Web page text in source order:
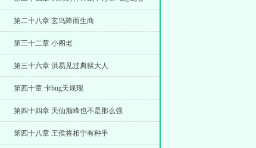
第二十八章 玄鸟降而生商
第三十二章 小阁老
第三十六章 洪易见过典狱大人
第四十章 卡bug天规现
第四十四章 天仙巅峰也不是那么强
第四十八章 王侯将相宁有种乎